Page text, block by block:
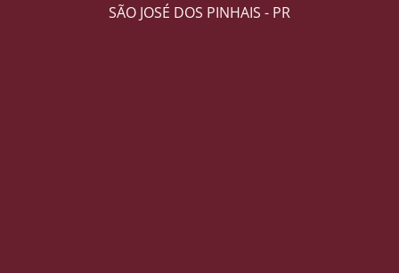
SÃO JOSÉ DOS PINHAIS - PR